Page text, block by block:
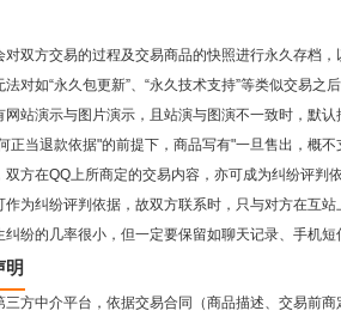
对双方交易的过程及交易商品的快照进行永久存档
法对如“永久包更新”、“永久技术支持”等类似交易之
网站演示与图片演示，且站演与图演不一致时，默
正当退款依据"的前提下，商品写有"一旦售出，概
双方在QQ上所商定的交易内容，亦可成为纠纷评判
作为纠纷评判依据，故双方联系时，只与对方在互
纠纷的几率很小，但一定要保留如聊天记录、手机
明
三方中介平台，依据交易合同（商品描述、交易前